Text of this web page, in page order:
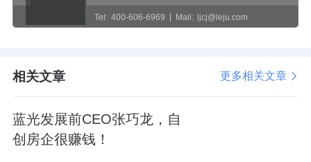
Tel: 400-606-6969 Mail: ljcj@leju.com
相关文章 更多相关文章
蓝光发展前CEO张巧龙，自
创房企很赚钱！